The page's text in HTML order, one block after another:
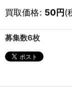
買取価格: 50円(
募集数6枚